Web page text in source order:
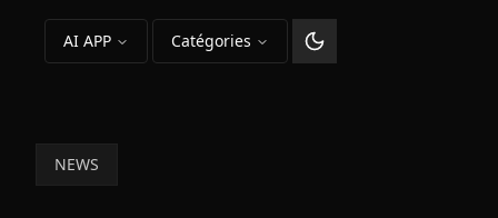
AI APP Catégories
Changer le thème
NEWS